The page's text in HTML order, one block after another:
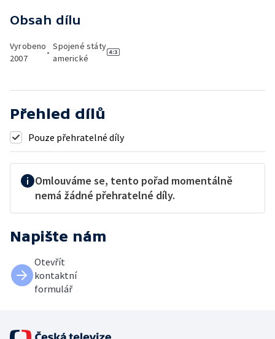
Obsah dílu
Vyrobeno
2007
•
Spojené státy
americké
Přehled dílů
Pouze přehratelné díly
Omlouváme se, tento pořad momentálně
nemá žádné přehratelné díly.
Napište nám
Otevřít
kontaktní
formulář